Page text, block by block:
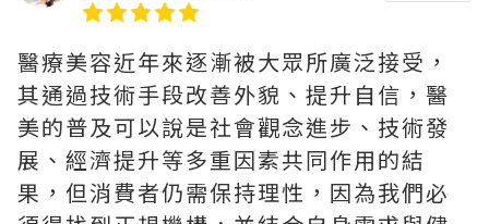
醫療美容近年來逐漸被大眾所廣泛接受，
其通過技術手段改善外貌、提升自信，醫
美的普及可以說是社會觀念進步、技術發
展、經濟提升等多重因素共同作用的結
果，但消費者仍需保持理性，因為我們必